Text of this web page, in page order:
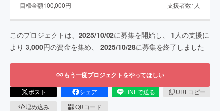
目標金額100,000円 支援者数1 人
このプロジェクトは、 2025/10/02に募集を開始し、 1 人の支援に
より 3,000円の資金を集め、 2025/10/28に募集を終了しました
もう一度プロジェクトをやってほしい
ポスト シェア LINEで送る
URLコピー
埋め込み
QRコード